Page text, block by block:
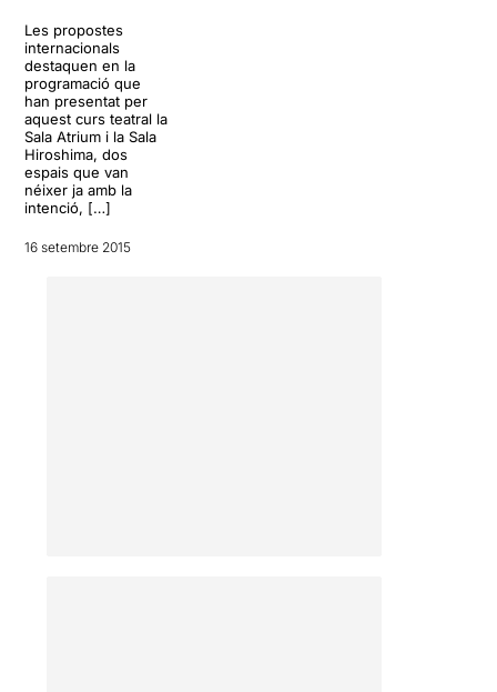
Les propostes
internacionals
destaquen en la
programació que
han presentat per
aquest curs teatral la
Sala Atrium i la Sala
Hiroshima, dos
espais que van
néixer ja amb la
intenció, […]
16 setembre 2015